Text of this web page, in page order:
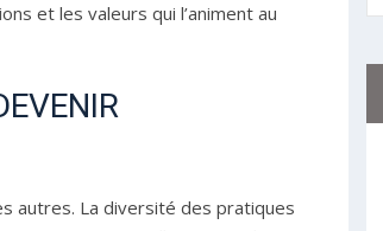
et les valeurs qui l’animent au
autres. La diversité des pratiques